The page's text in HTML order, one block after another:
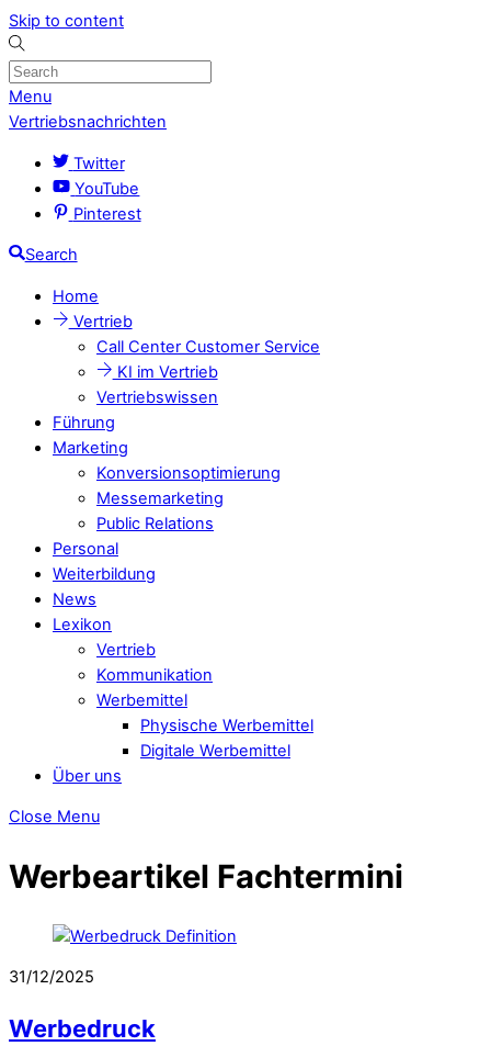
Skip to content
Menu
Vertriebsnachrichten
Twitter
YouTube
Pinterest
Search
Home
Vertrieb
Call Center Customer Service
KI im Vertrieb
Vertriebswissen
Führung
Marketing
Konversionsoptimierung
Messemarketing
Public Relations
Personal
Weiterbildung
News
Lexikon
Vertrieb
Kommunikation
Werbemittel
Physische Werbemittel
Digitale Werbemittel
Über uns
Close Menu
Werbeartikel Fachtermini
31/12/2025
Werbedruck